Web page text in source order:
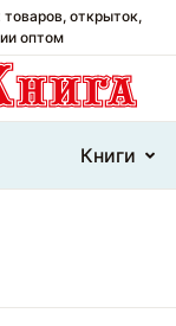
открыток,
оптом
Книги